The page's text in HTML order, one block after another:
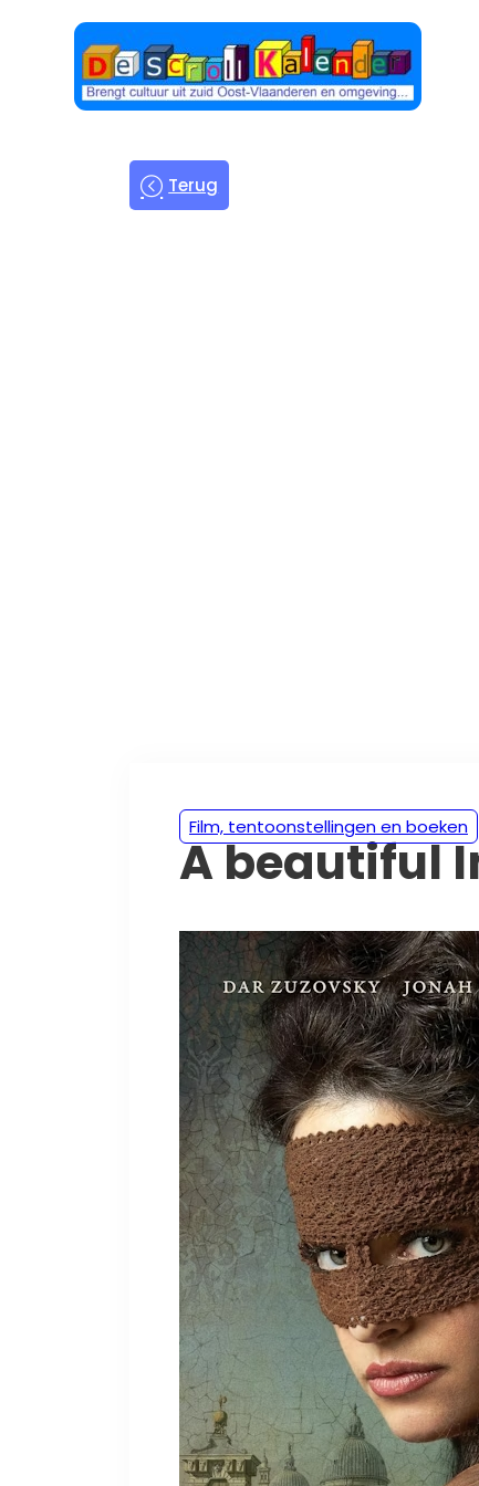
Terug
Film, tentoonstellingen en boeken
A beautiful